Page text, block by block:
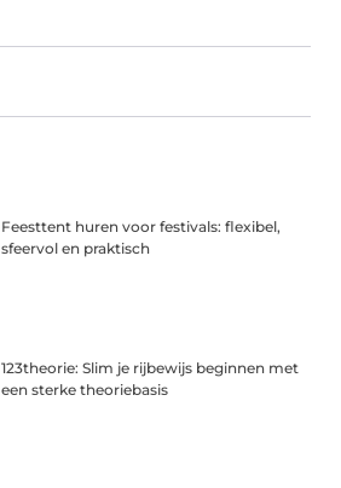
Feesttent huren voor festivals: flexibel,
sfeervol en praktisch
123theorie: Slim je rijbewijs beginnen met
een sterke theoriebasis